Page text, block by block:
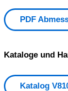
PDF
Kataloge und
Katalog